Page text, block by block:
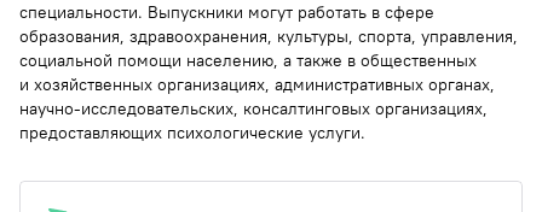
специальности. Выпускники могут работать в сфере
образования, здравоохранения, культуры, спорта, управления,
социальной помощи населению, а также в общественных
и хозяйственных организациях, административных органах,
научно-исследовательских, консалтинговых организациях,
предоставляющих психологические услуги.